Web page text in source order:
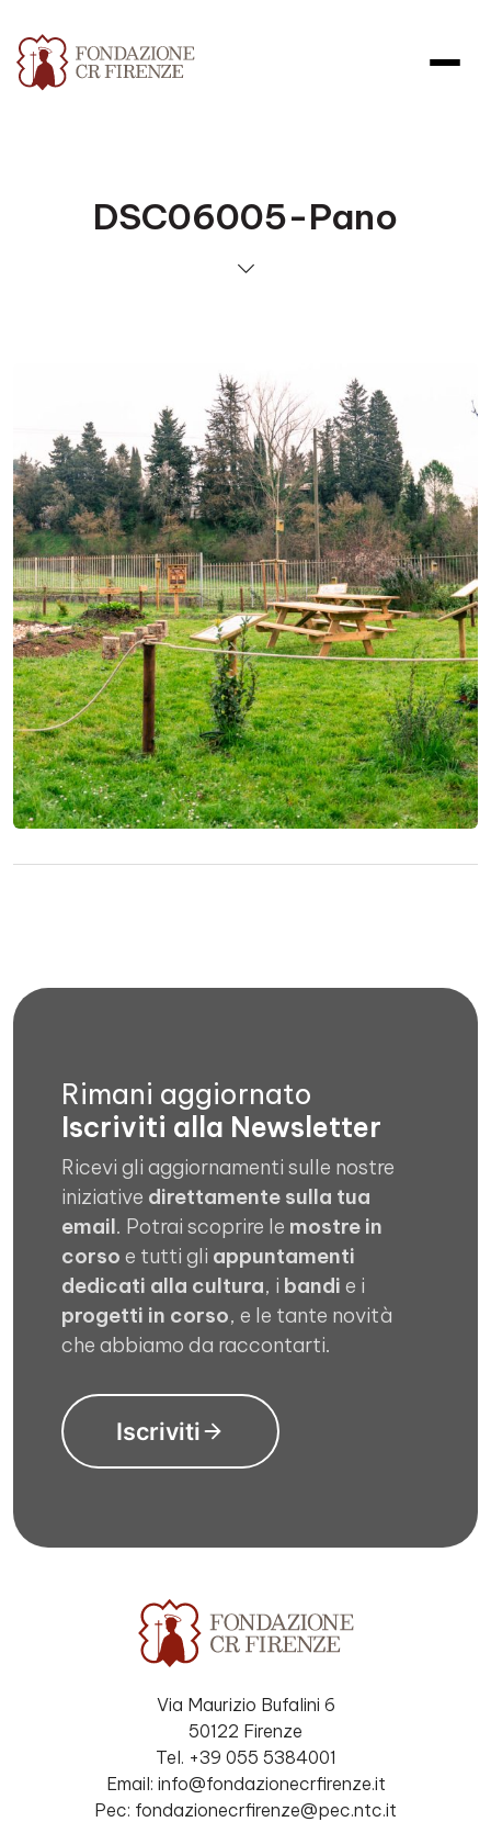
DSC06005-Pano
Rimani aggiornato
Iscriviti alla Newsletter
Ricevi gli aggiornamenti sulle nostre
iniziative direttamente sulla tua
email. Potrai scoprire le mostre in
corso e tutti gli appuntamenti
dedicati alla cultura, i bandi e i
progetti in corso, e le tante novità
che abbiamo da raccontarti.
Iscriviti
Via Maurizio Bufalini 6
50122 Firenze
Tel. +39 055 5384001
Email: info@fondazionecrfirenze.it
Pec: fondazionecrfirenze@pec.ntc.it